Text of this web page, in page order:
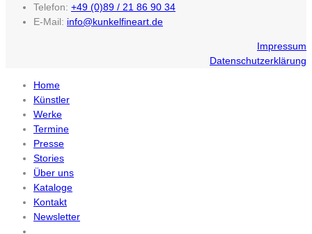
Telefon: +49 (0)89 / 21 86 90 34
E-Mail: info@kunkelfineart.de
Impressum
Datenschutzerklärung
Home
Künstler
Werke
Termine
Presse
Stories
Über uns
Kataloge
Kontakt
Newsletter